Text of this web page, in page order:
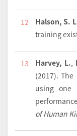
12 Halson, S.
training
13 Harvey, L.,
(2017).The
using one
of Human